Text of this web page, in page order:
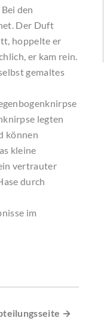
den
Der Duft
hoppelte er
er kam rein.
gemaltes
legten
können
kleine
vertrauter
durch
im
→